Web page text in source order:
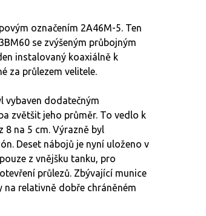
označením 2A46M-5. Ten
se zvýšeným průbojným
instalovaný koaxiálně k
za průlezem velitele.
vybaven dodatečným
zvětšit jeho průměr. To vedlo k
na 5 cm. Výrazně byl
Deset nábojů je nyní uloženo v
z vnějšku tanku, pro
průlezů. Zbývající munice
relativně dobře chráněném